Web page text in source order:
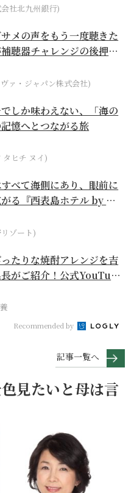
社北九州銀行)
サメの声をもう一度聴きた
聴器チャレンジの後押し
ァ・ジャパン株式会社)
しか味わえない、「海の
憶へとつながる旅
タヒチ ヌイ)
べて海側にあり、眼前に
る『西表島ホテル by 星
ゾート)
たりな焼酎アレンジを吉
がご紹介！公式YouTube
Recommended by
記事一覧へ
見たいと母は言